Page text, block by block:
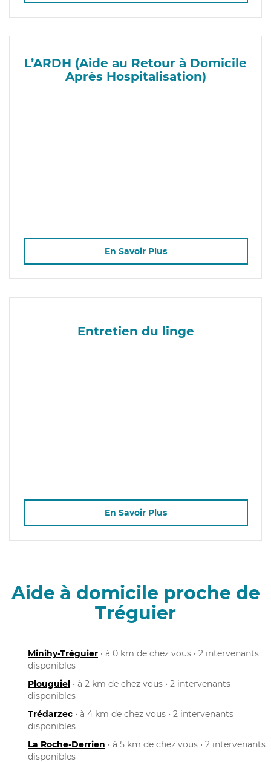
L’ARDH (Aide au Retour à Domicile
Après Hospitalisation)
En Savoir Plus
Entretien du linge
En Savoir Plus
Aide à domicile proche de
Tréguier
Minihy-Tréguier • à 0 km de chez vous • 2 intervenants
disponibles
Plouguiel • à 2 km de chez vous • 2 intervenants
disponibles
Trédarzec • à 4 km de chez vous • 2 intervenants
disponibles
La Roche-Derrien • à 5 km de chez vous • 2 intervenants
disponibles